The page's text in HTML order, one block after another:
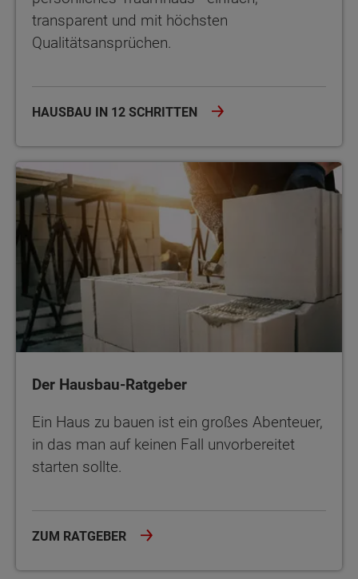
transparent und mit höchsten
Qualitätsansprüchen.
HAUSBAU IN 12 SCHRITTEN
Der Hausbau-Ratgeber
Der Hausbau-Ratgeber
Ein Haus zu bauen ist ein großes Abenteuer,
in das man auf keinen Fall unvorbereitet
starten sollte.
ZUM RATGEBER